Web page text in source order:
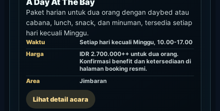
ketentuan event day.
Cek via WhatsApp
Telepon